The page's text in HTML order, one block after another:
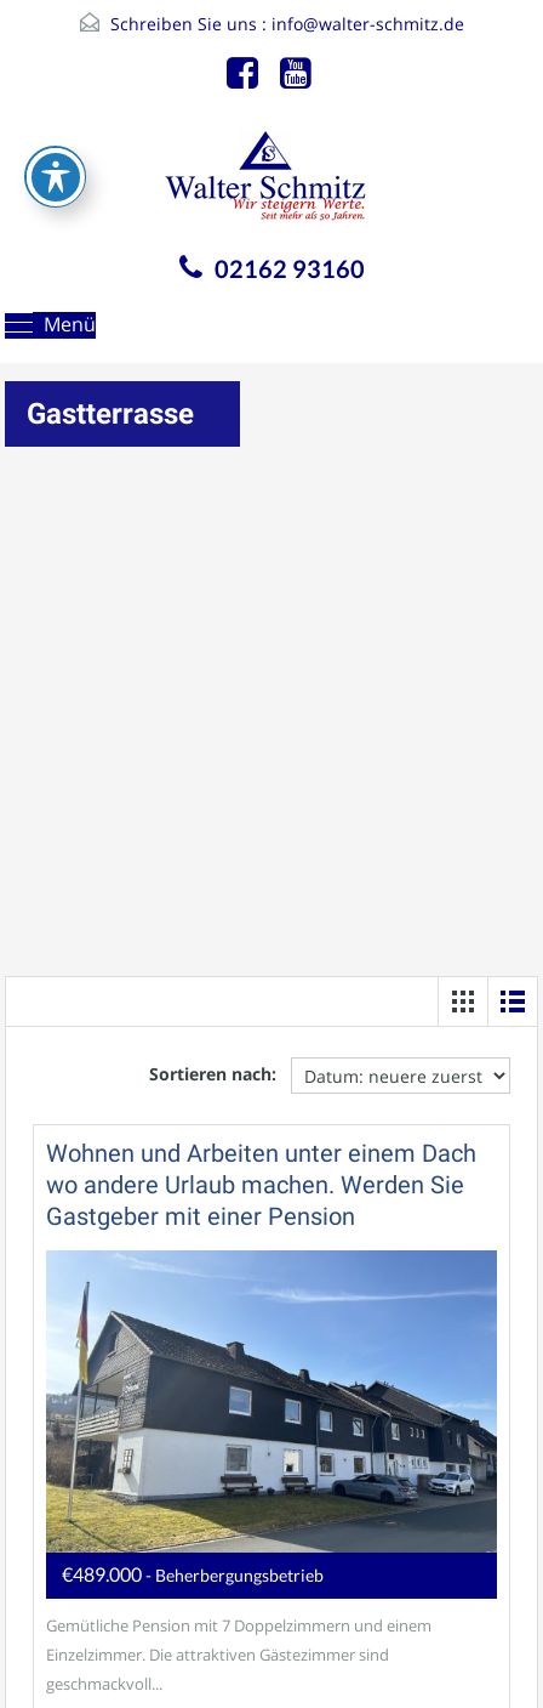
Schreiben Sie uns : info@walter-schmitz.de
02162 93160
Menü
Gastterrasse
Sortieren nach:
Wohnen und Arbeiten unter einem Dach
wo andere Urlaub machen. Werden Sie
Gastgeber mit einer Pension
€489.000- Beherbergungsbetrieb
Gemütliche Pension mit 7 Doppelzimmern und einem
Einzelzimmer. Die attraktiven Gästezimmer sind
geschmackvoll...